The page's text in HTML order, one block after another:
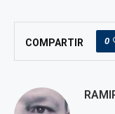
COMPARTIR 0